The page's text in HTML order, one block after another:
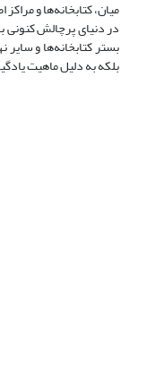
میان، کتابخانه‌ها و
بستر کتابخانه‌ها و سایر
بلکه به دلیل ماهیت